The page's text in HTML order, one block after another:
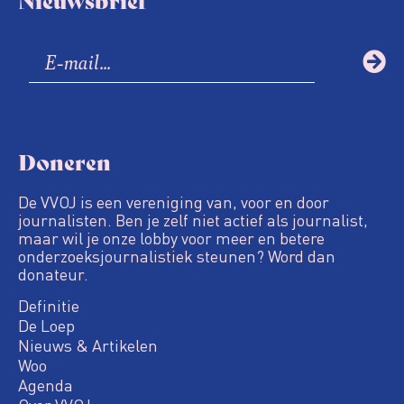
Doneren
De VVOJ is een vereniging van, voor en door
journalisten. Ben je zelf niet actief als journalist,
maar wil je onze lobby voor meer en betere
onderzoeksjournalistiek steunen? Word dan
donateur.
Definitie
De Loep
Nieuws & Artikelen
Woo
Agenda